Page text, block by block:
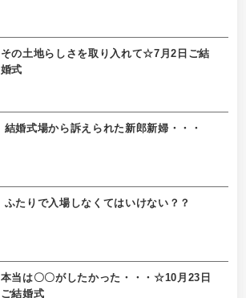
その土地らしさを取り入れて☆7月2日ご結
婚式
結婚式場から訴えられた新郎新婦・・・
ふたりで入場しなくてはいけない？？
本当は〇〇がしたかった・・・☆10月23日
ご結婚式